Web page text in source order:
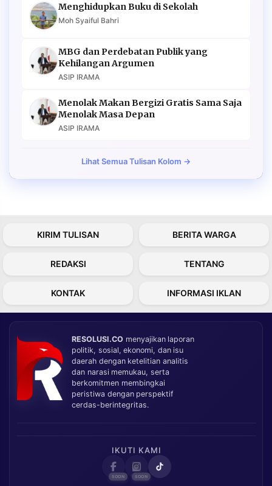
Menghidupkan Buku di Sekolah
Moh Syaiful Bahri
MBG dan Perdebatan Publik yang
Kehilangan Argumen
ASIP IRAMA
Menolak Makan Bergizi Gratis Sama Saja
Menolak Masa Depan
ASIP IRAMA
Lihat Semua Tulisan Kolom →
KIRIM TULISAN BERITA WARGA
REDAKSI TENTANG
KONTAK INFORMASI IKLAN
RESOLUSI.CO menyajikan laporan
politik, sosial, ekonomi, dan isu
daerah dengan ketelitian analitis
dan narasi memukau, serta
berkomitmen membingkai
peristiwa dengan perspektif
cerdas-berintegritas.
IKUTI KAMI